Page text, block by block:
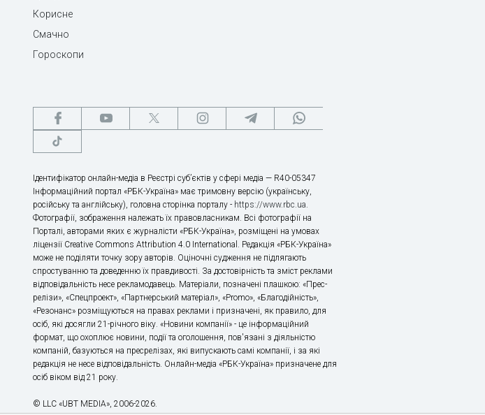
Корисне
Смачно
Гороскопи
Ідентифікатор онлайн-медіа в Реєстрі суб’єктів у сфері медіа — R40-05347
Інформаційний портал «РБК-Україна» має тримовну версію (українську,
російську та англійську), головна сторінка порталу - https://www.rbc.ua.
Фотографії, зображення належать їх правовласникам. Всі фотографії на
Порталі, авторами яких є журналісти «РБК-Україна», розміщені на умовах
ліцензії Creative Commons Attribution 4.0 International. Редакція «РБК-Україна»
може не поділяти точку зору авторів. Оціночні судження не підлягають
спростуванню та доведенню їх правдивості. За достовірність та зміст реклами
відповідальність несе рекламодавець. Матеріали, позначені плашкою: «Прес-
релізи», «Спецпроект», «Партнерський матеріал», «Promo», «Благодійність»,
«Резонанс» розміщуються на правах реклами і призначені, як правило, для
осіб, які досягли 21-річного віку. «Новини компанії» - це інформаційний
формат, що охоплює новини, події та оголошення, пов'язані з діяльністю
компаній, базуються на пресрелізах, які випускають самі компанії, і за які
редакція не несе відповідальність. Онлайн-медіа «РБК-Україна» призначене для
осіб віком від 21 року.
© LLC «UBT MEDIA», 2006-2026.